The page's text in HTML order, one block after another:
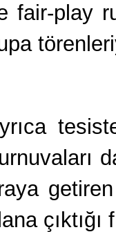
fair-play